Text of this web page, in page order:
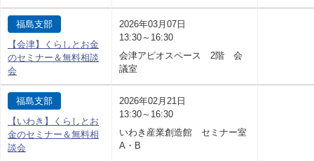
福島支部
【会津】くらしとお金
のセミナー＆無料相談
会
2026年03月07日
13:30～16:30
会津アピオスペース 2階 会
議室
福島支部
【いわき】くらしとお
金のセミナー＆無料相
談会
2026年02月21日
13:30～16:30
いわき産業創造館 セミナー室
A・B